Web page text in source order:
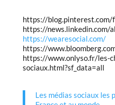
https://blog.pinterest.com/
https://news.linkedin.com/
https://wearesocial.com/
https://
https://www.onlyso.fr/les-
sociaux.html?sf_data=all
Les médias sociaux les